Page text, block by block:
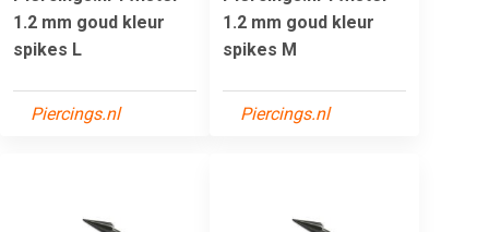
1.2 mm goud kleur
spikes L
Piercings.nl
1.2 mm goud kleur
spikes M
Piercings.nl